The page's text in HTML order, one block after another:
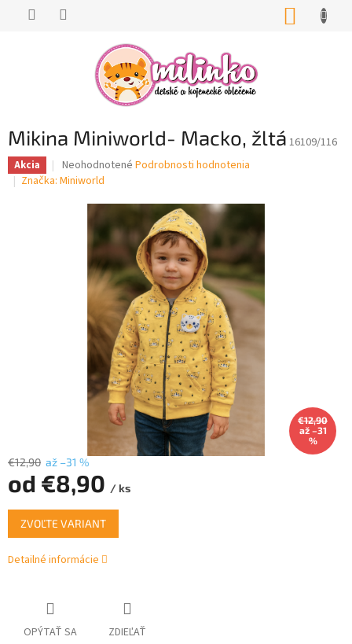
Mikina Miniworld- Macko, žltá 16109/116
Akcia
Priemerné
hodnotenie
hviezdičiek.
Neohodnotené Podrobnosti hodnotenia
Značka: Miniworld
€12,90
až –31
%
€12,90 až –31 %
od €8,90 / ks
Jednotková
cena:
ZVOĽTE VARIANT
Detailné informácie
OPÝTAŤ SA ZDIEĽAŤ